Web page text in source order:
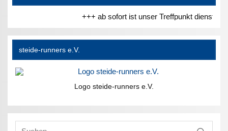
+++ ab sofort ist unser Treffpunkt
steide-runners e.V.
Logo steide-runners e.V.